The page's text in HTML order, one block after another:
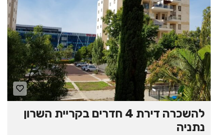
להשכרה דירת 4 חדרים בקריית השרון
נתניה